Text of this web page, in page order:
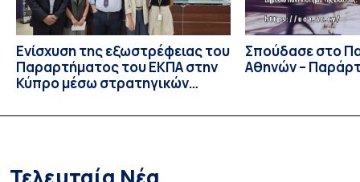
Ενίσχυση της εξωστρέφειας του
Παραρτήματος του ΕΚΠΑ στην
Κύπρο μέσω στρατηγικών
Σπούδασε στο
Αθηνών –